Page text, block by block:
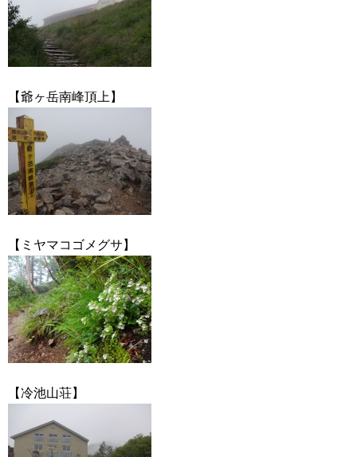
【爺ヶ岳南峰頂上】
【ミヤマコゴメグサ】
【冷池山荘】